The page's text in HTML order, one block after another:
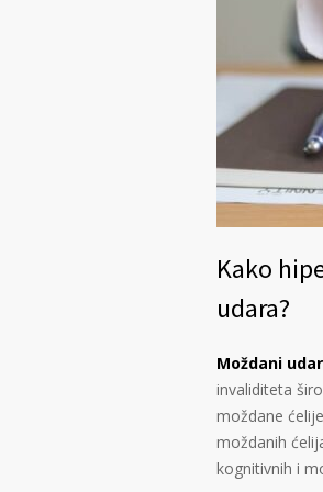
Kako
udara?
Moždani udar
invaliditeta
moždane
moždanih
kognitivnih i